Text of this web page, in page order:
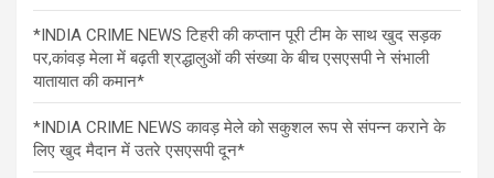
*INDIA CRIME NEWS टिहरी की कप्तान पूरी टीम के साथ खुद सड़क
पर,कांवड़ मेला में बढ़ती श्रद्धालुओं की संख्या के बीच एसएसपी ने संभाली
यातायात की कमान*
*INDIA CRIME NEWS कावड़ मेले को सकुशल रूप से संपन्न कराने के
लिए खुद मैदान में उतरे एसएसपी दून*